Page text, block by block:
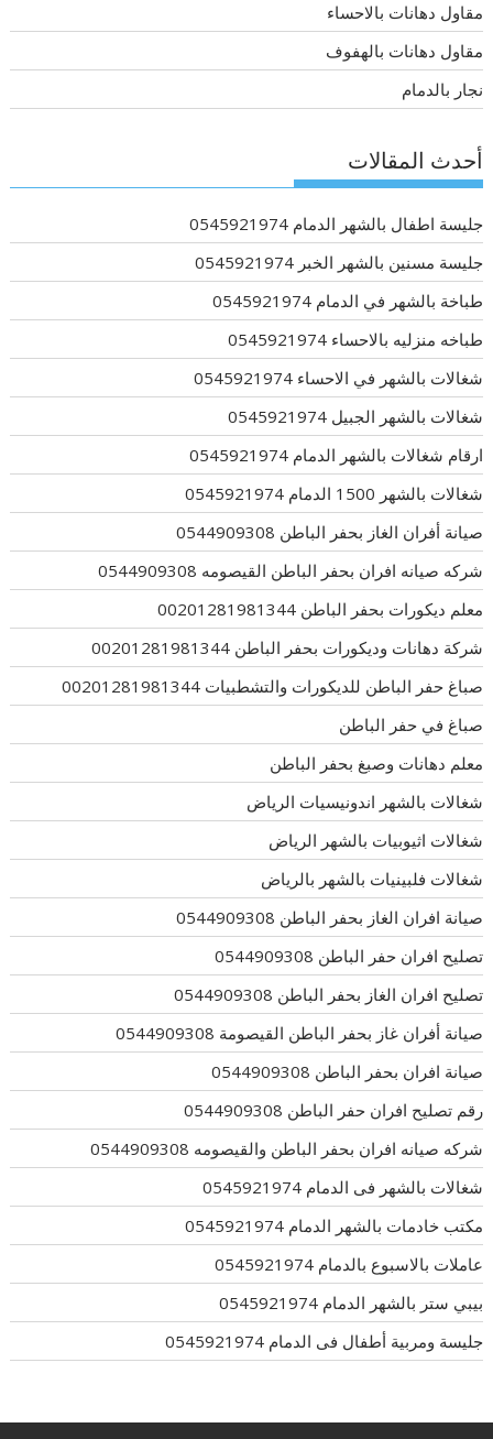
مقاول دهانات بالاحساء
مقاول دهانات بالهفوف
نجار بالدمام
أحدث المقالات
جليسة اطفال بالشهر الدمام 0545921974
جليسة مسنين بالشهر الخبر 0545921974
طباخة بالشهر في الدمام 0545921974
طباخه منزليه بالاحساء 0545921974
شغالات بالشهر في الاحساء 0545921974
شغالات بالشهر الجبيل 0545921974
ارقام شغالات بالشهر الدمام 0545921974
شغالات بالشهر 1500 الدمام 0545921974
صيانة أفران الغاز بحفر الباطن 0544909308
شركه صيانه افران بحفر الباطن القيصومه 0544909308
معلم ديكورات بحفر الباطن 00201281981344
شركة دهانات وديكورات بحفر الباطن 00201281981344
صباغ حفر الباطن للديكورات والتشطبيات 00201281981344
صباغ في حفر الباطن
معلم دهانات وصبغ بحفر الباطن
شغالات بالشهر اندونيسيات الرياض
شغالات اثيوبيات بالشهر الرياض
شغالات فلبينيات بالشهر بالرياض
صيانة افران الغاز بحفر الباطن 0544909308
تصليح افران حفر الباطن 0544909308
تصليح افران الغاز بحفر الباطن 0544909308
صيانة أفران غاز بحفر الباطن القيصومة 0544909308
صيانة افران بحفر الباطن 0544909308
رقم تصليح افران حفر الباطن 0544909308
شركه صيانه افران بحفر الباطن والقيصومه 0544909308
شغالات بالشهر فى الدمام 0545921974
مكتب خادمات بالشهر الدمام 0545921974
عاملات بالاسبوع بالدمام 0545921974
بيبي ستر بالشهر الدمام 0545921974
جليسة ومربية أطفال فى الدمام 0545921974